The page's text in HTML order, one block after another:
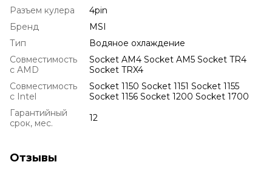
Разъем кулера
4pin
Бренд
MSI
Тип
Водяное охлаждение
Совместимость
с AMD
Socket AM4 Socket AM5 Socket TR4
Socket TRX4
Совместимость
с Intel
Socket 1150 Socket 1151 Socket 1155
Socket 1156 Socket 1200 Socket 1700
Гарантийный
срок, мес.
12
Отзывы